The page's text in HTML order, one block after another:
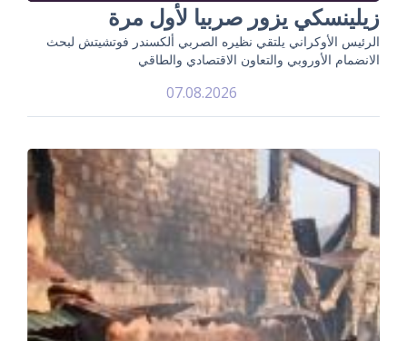
زيلينسكي يزور صربيا لأول مرة
الرئيس الأوكراني يلتقي نظيره الصربي ألكسندر فوتشيتش لبحث
الانضمام الأوروبي والتعاون الاقتصادي والطاقي
07.08.2026